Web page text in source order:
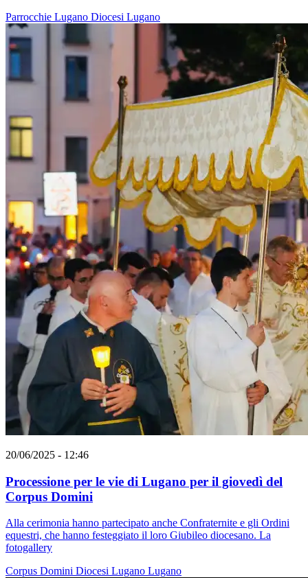
Parrocchie Lugano Diocesi Lugano
20/06/2025 - 12:46
Processione per le vie di Lugano per il giovedì del
Corpus Domini
Alla cerimonia hanno partecipato anche Confraternite e gli Ordini
equestri, che hanno festeggiato il loro Giubileo diocesano. La
fotogallery
Corpus Domini Diocesi Lugano Lugano